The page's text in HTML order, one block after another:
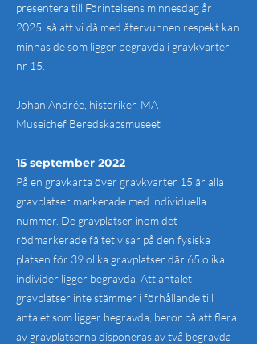
presentera till Förintelsens minnesdag år
2025, så att vi då med återvunnen respekt kan
minnas de som ligger begravda i gravkvarter
nr 15.
Johan Andrée, historiker, MA
Museichef Beredskapsmuseet
15 september 2022
På en gravkarta över gravkvarter 15 är alla
gravplatser markerade med individuella
nummer. De gravplatser inom det
rödmarkerade fältet visar på den fysiska
platsen för 39 olika gravplatser där 65 olika
individer ligger begravda. Att antalet
gravplatser inte stämmer i förhållande till
antalet som ligger begravda, beror på att flera
av gravplatserna disponeras av två begravda